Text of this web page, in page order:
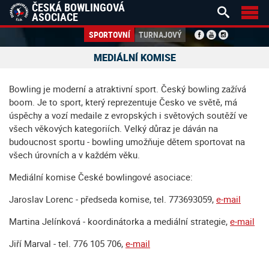
ČESKÁ BOWLINGOVÁ
ASOCIACE
SPORTOVNÍ TURNAJOVÝ
 
MEDIÁLNÍ KOMISE
Bowling je moderní a atraktivní sport. Český bowling zažívá
boom. Je to sport, který reprezentuje Česko ve světě, má
úspěchy a vozí medaile z evropských i světových soutěží ve
všech věkových kategoriích. Velký důraz je dáván na
budoucnost sportu - bowling umožňuje dětem sportovat na
všech úrovních a v každém věku.
Mediální komise České bowlingové asociace:
Jaroslav Lorenc - předseda komise, tel. 773693059, e-mail
Martina Jelínková - koordinátorka a mediální strategie, e-mail
Jiří Marval - tel. 776 105 706, e-mail